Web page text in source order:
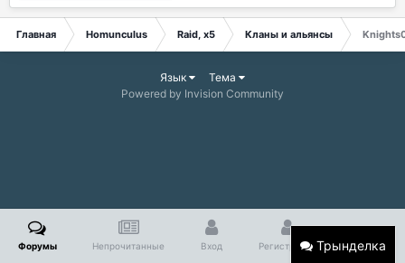
Главная Homunculus Raid, x5 Кланы и альянсы
Трынделка
Язык
Тема
Powered by Invision Community
Форумы Непрочитанные Вход Регистрация Больше